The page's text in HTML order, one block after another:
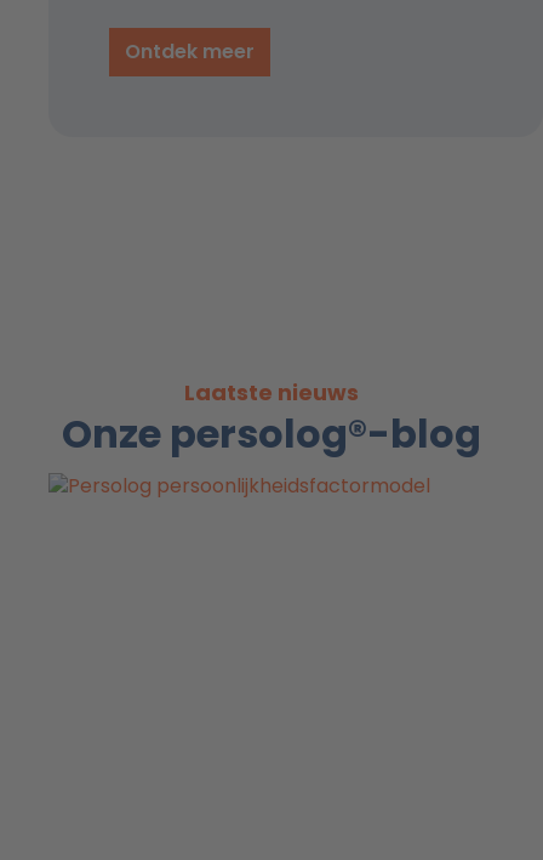
herstellen niet alleen sneller van
tegenslagen, maar maken ook beter
gebruik van deze ervaringen voor
Ontdek meer
Laatste nieuws
Onze persolog®-blog